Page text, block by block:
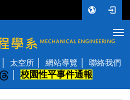
大學 機械工程學系
太空所 網站導覽
聯絡我們
校園性平事件通報